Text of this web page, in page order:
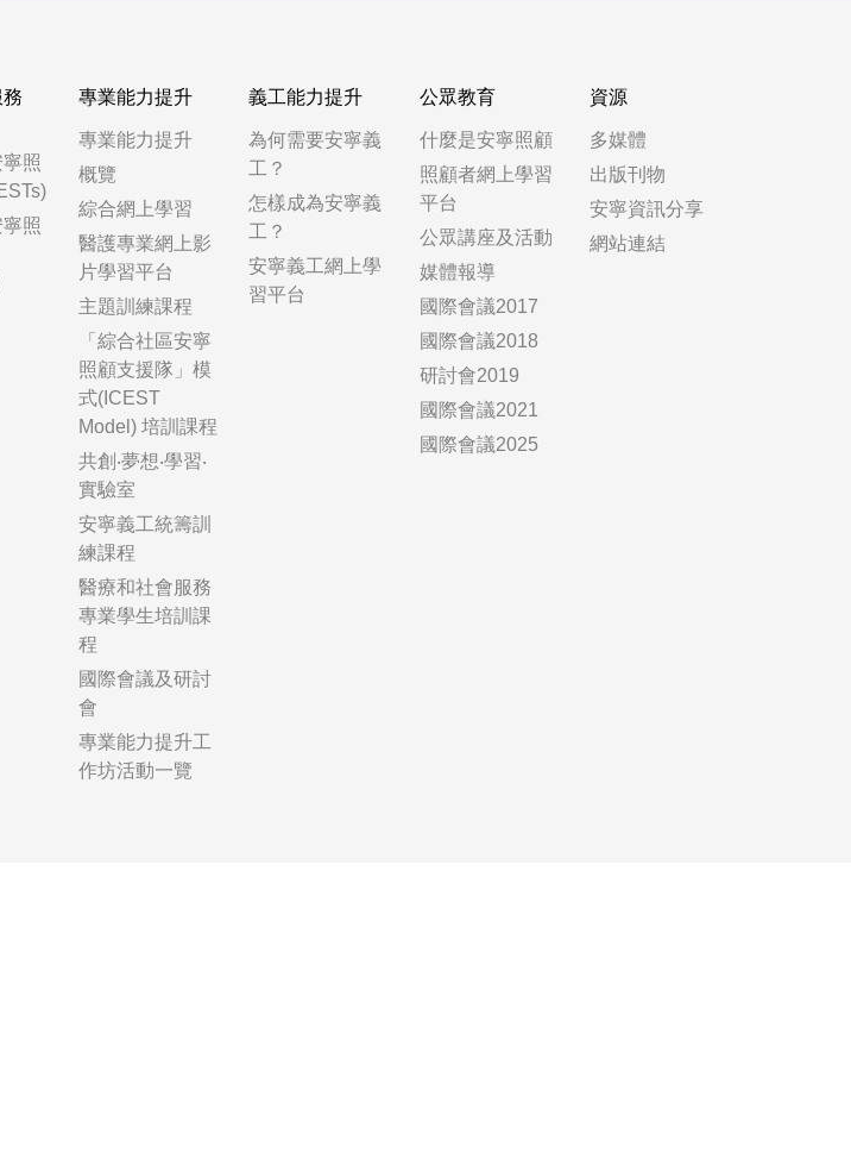
照
照
專業能力提升
專業能力提升
概覽
綜合網上學習
醫護專業網上影
片學習平台
主題訓練課程
「綜合社區安寧
照顧支援隊」模
式(ICEST
Model) 培訓課程
共創‧夢想‧學習‧
實驗室
安寧義工統籌訓
練課程
醫療和社會服務
專業學生培訓課
程
國際會議及研討
會
專業能力提升工
作坊活動一覽
義工能力提升
為何需要安寧義
工？
怎樣成為安寧義
工？
安寧義工網上學
習平台
公眾教育
什麼是安寧照顧
照顧者網上學習
平台
公眾講座及活動
媒體報導
國際會議2017
國際會議2018
研討會2019
國際會議2021
國際會議2025
資源
多媒體
出版刊物
安寧資訊分享
網站連結